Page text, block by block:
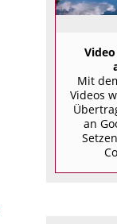
Mit
Videos
an